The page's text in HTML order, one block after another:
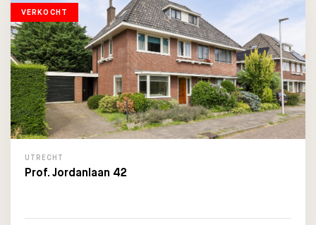
VERKOCHT
UTRECHT
Prof. Jordanlaan 42